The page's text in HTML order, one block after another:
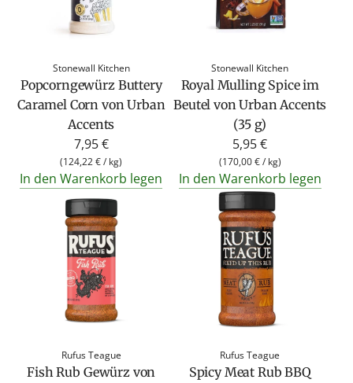
Stonewall Kitchen
Popcorngewürz Buttery
Caramel Corn von Urban
Accents
7,95 €
(124,22 €/ kg)
In den Warenkorb legen
Stonewall Kitchen
Royal Mulling Spice im
Beutel von Urban Accents
(35 g)
5,95 €
(170,00 €/ kg)
In den Warenkorb legen
Rufus Teague
Fish Rub Gewürz von
Rufus Teague
Spicy Meat Rub BBQ